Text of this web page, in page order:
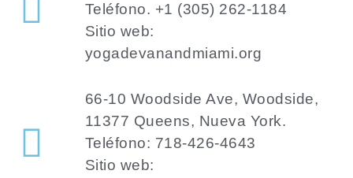
Teléfono. +1 (305) 262-1184
Sitio web:
yogadevanandmiami.org
66-10 Woodside Ave, Woodside,
11377 Queens, Nueva York.
Teléfono: 718-426-4643
Sitio web: